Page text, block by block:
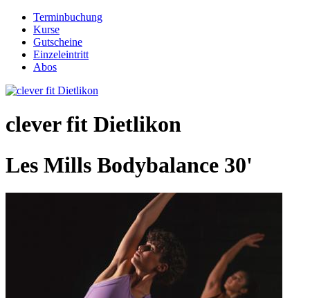
Terminbuchung
Kurse
Gutscheine
Einzeleintritt
Abos
clever fit Dietlikon
Les Mills Bodybalance 30'